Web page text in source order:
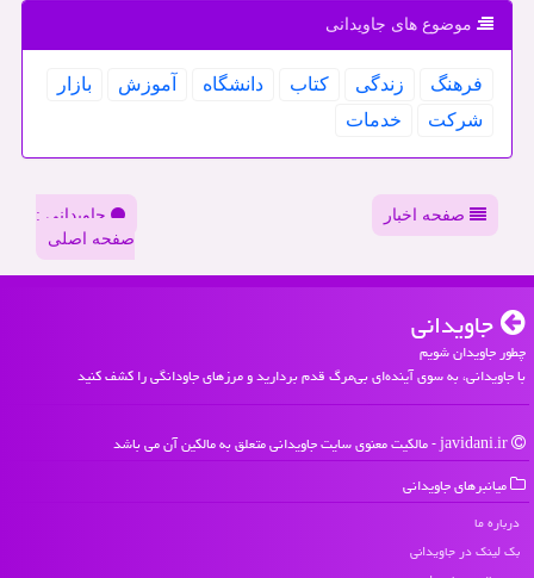
موضوع های جاویدانی
فرهنگ زندگی كتاب دانشگاه آموزش
بازار
شركت
خدمات
صفحه اخبار
جاویدانی :
صفحه اصلی
جاویدانی
چطور جاویدان شویم
با جاویدانی، به سوی آینده‌ای بی‌مرگ قدم بردارید و مرزهای جاودانگی را کشف کنید
میانبرهای جاویدانی
درباره ما
بک لینک در جاویدانی